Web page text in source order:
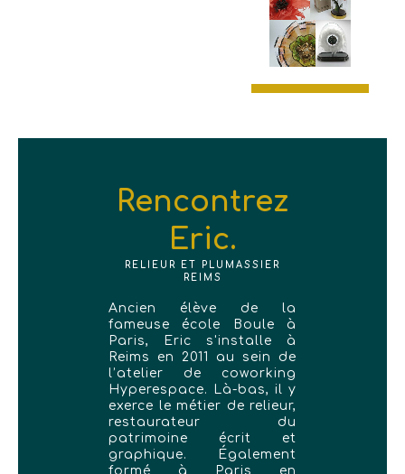
Rencontrez
Eric.
RELIEUR ET PLUMASSIER
REIMS
Ancien élève de la
fameuse école Boule à
Paris, Eric s'installe à
Reims en 2011 au sein de
l’atelier de coworking
Hyperespace. Là-bas, il y
exerce le métier de relieur,
restaurateur du
patrimoine écrit et
graphique. Également
formé à Paris en